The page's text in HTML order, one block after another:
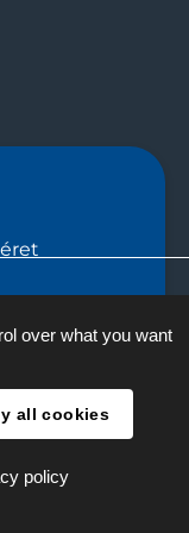
over what you want
all cookies
policy